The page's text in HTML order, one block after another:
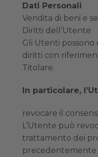
Dati Personali
Vendita di beni e
Diritti dell’Utente
Gli Utenti
diritti con
Titolare.
In particolare,
revocare il
L’Utente può
trattamento dei
precedentemente